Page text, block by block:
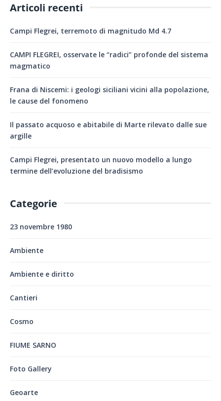
Articoli recenti
Campi Flegrei, terremoto di magnitudo Md 4.7
CAMPI FLEGREI, osservate le “radici” profonde del sistema
magmatico
Frana di Niscemi: i geologi siciliani vicini alla popolazione,
le cause del fonomeno
Il passato acquoso e abitabile di Marte rilevato dalle sue
argille
Campi Flegrei, presentato un nuovo modello a lungo
termine dell’evoluzione del bradisismo
Categorie
23 novembre 1980
Ambiente
Ambiente e diritto
Cantieri
Cosmo
FIUME SARNO
Foto Gallery
Geoarte